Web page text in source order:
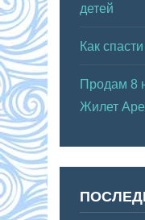
детей
Как
Продам 8
Жилет